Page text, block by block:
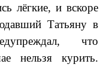
лёгкие, и вскоре
Татьяну в
что
нельзя курить.